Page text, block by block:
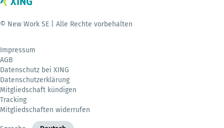
© New Work SE | Alle Rechte vorbehalten
Impressum
AGB
Datenschutz bei XING
Datenschutzerklärung
Mitgliedschaft kündigen
Tracking
Mitgliedschaften widerrufen